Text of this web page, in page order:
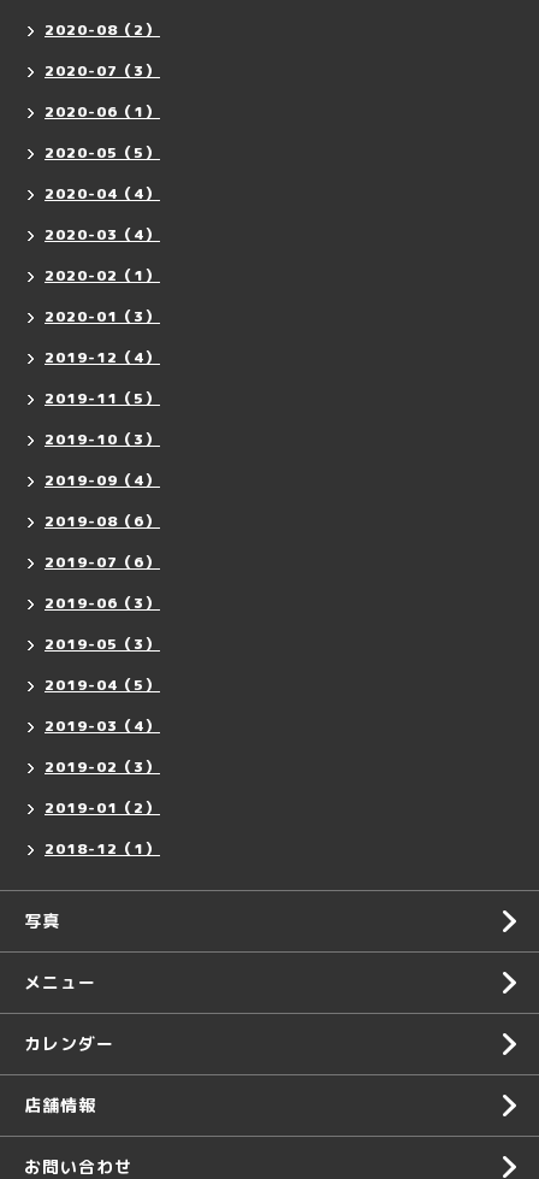
2020-08（2）
2020-07（3）
2020-06（1）
2020-05（5）
2020-04（4）
2020-03（4）
2020-02（1）
2020-01（3）
2019-12（4）
2019-11（5）
2019-10（3）
2019-09（4）
2019-08（6）
2019-07（6）
2019-06（3）
2019-05（3）
2019-04（5）
2019-03（4）
2019-02（3）
2019-01（2）
2018-12（1）
写真
メニュー
カレンダー
店舗情報
お問い合わせ